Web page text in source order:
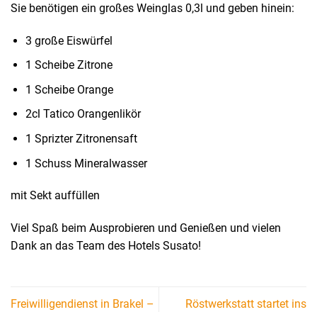
Sie benötigen ein großes Weinglas 0,3l und geben hinein:
3 große Eiswürfel
1 Scheibe Zitrone
1 Scheibe Orange
2cl Tatico Orangenlikör
1 Sprizter Zitronensaft
1 Schuss Mineralwasser
mit Sekt auffüllen
Viel Spaß beim Ausprobieren und Genießen und vielen
Dank an das Team des Hotels Susato!
Freiwilligendienst in Brakel –
Röstwerkstatt startet ins